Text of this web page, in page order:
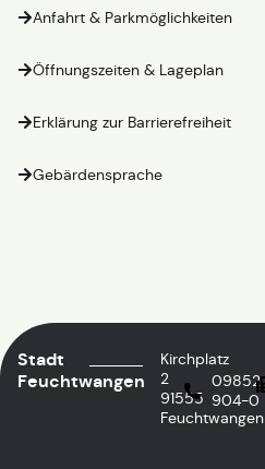
Anfahrt & Parkmöglichkeiten
Öffnungszeiten & Lageplan
Erklärung zur Barrierefreiheit
Gebärdensprache
Stadt
Feuchtwangen
Kirchplatz
2
91555
Feuchtwangen
09852
904-0